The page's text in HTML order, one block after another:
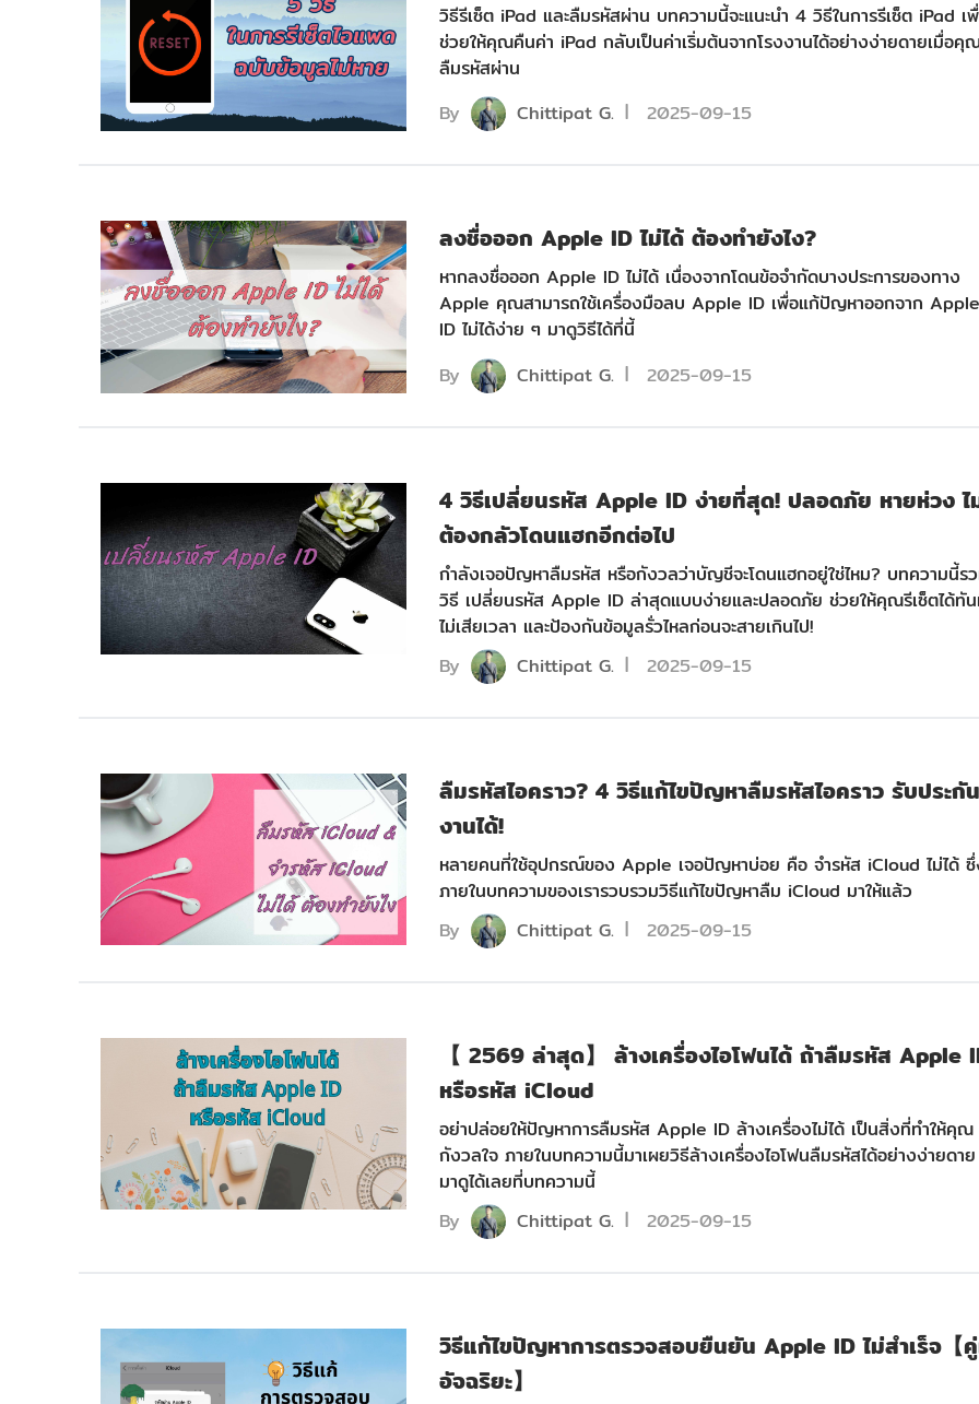
วิธีรีเซ็ต iPad และลืมรหัสผ่าน บทความนี้จะแนะนำ 4 วิธีในการรีเซ็ต iPad เ
ช่วยให้คุณคืนค่า iPad กลับเป็นค่าเริ่มต้นจากโรงงานได้อย่างง่ายดายเมื่อคุ
ลืมรหัสผ่าน
By
Chittipat G. 2025-09-15
ลงชื่อออก Apple ID ไม่ได้ ต้องทำยังไง?
หากลงชื่อออก Apple ID ไม่ได้ เนื่องจากโดนข้อจำกัดบางประการของทาง
Apple คุณสามารถใช้เครื่องมือลบ Apple ID เพื่อแก้ปัญหาออกจาก Apple
ID ไม่ได้ง่าย ๆ มาดูวิธีได้ที่นี้
By
Chittipat G. 2025-09-15
4 วิธีเปลี่ยนรหัส Apple ID ง่ายที่สุด! ปลอดภัย หายห่วง ไ
ต้องกลัวโดนแฮกอีกต่อไป
กำลังเจอปัญหาลืมรหัส หรือกังวลว่าบัญชีจะโดนแฮกอยู่ใช่ไหม? บทความนี้ร
วิธี เปลี่ยนรหัส Apple ID ล่าสุดแบบง่ายและปลอดภัย ช่วยให้คุณรีเซ็ตได้ทั
ไม่เสียเวลา และป้องกันข้อมูลรั่วไหลก่อนจะสายเกินไป!
By
Chittipat G. 2025-09-15
ลืมรหัสไอคราว? 4 วิธีแก้ไขปัญหาลืมรหัสไอคราว รับประกั
งานได้!
หลายคนที่ใช้อุปกรณ์ของ Apple เจอปัญหาบ่อย คือ จำรหัส iCloud ไม่ได้
ภายในบทความของเรารวบรวมวิธีแก้ไขปัญหาลืม iCloud มาให้แล้ว
By
Chittipat G. 2025-09-15
【 2569 ล่าสุด】 ล้างเครื่องไอโฟนได้ ถ้าลืมรหัส Apple
หรือรหัส iCloud
อย่าปล่อยให้ปัญหาการลืมรหัส Apple ID ล้างเครื่องไม่ได้ เป็นสิ่งที่ทำให้คุณ
กังวลใจ ภายในบทความนี้มาเผยวิธีล้างเครื่องไอโฟนลืมรหัสได้อย่างง่ายดาย
มาดูได้เลยที่บทความนี้
By
Chittipat G. 2025-09-15
วิธีแก้ไขปัญหาการตรวจสอบยืนยัน Apple ID ไม่สำเร็จ【
อัจฉริยะ】